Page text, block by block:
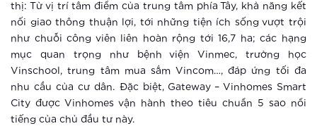
thị: Từ vị trí tâm điểm của trung tâm phía Tây, khả năng kết
nối giao thông thuận lợi, tới những tiện ích sống vượt trội
như chuỗi công viên liên hoàn rộng tới 16,7 ha; các hạng
mục quan trọng như bệnh viện Vinmec, trường học
Vinschool, trung tâm mua sắm Vincom…, đáp ứng tối đa
nhu cầu của cư dân. Đặc biệt, Gateway – Vinhomes Smart
City được Vinhomes vận hành theo tiêu chuẩn 5 sao nổi
tiếng của chủ đầu tư này.
trường an toàn mức cao tại Vinhomes
Smart City
Xem thêm
Vingroup tiên phong ứng dụng công
nghệ thông minh, nâng tầm cuộc sống
cư dân đại đô thị Vinhomes Smart